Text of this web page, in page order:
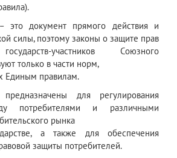
это документ прямого действия и
силы, поэтому законы о защите прав
участников Союзного
только в части норм,
Единым правилам.
для регулирования
потребителями и различными
рынка
а также для обеспечения
защиты потребителей.